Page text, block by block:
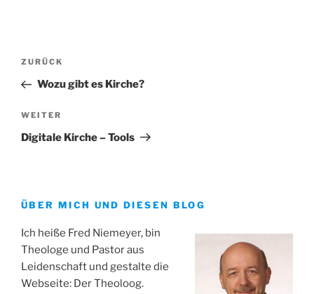
Beitrags-
Vorheriger
Beitrag
ZURÜCK
Wozu gibt es Kirche?
Nächster
Beitrag
WEITER
Digitale Kirche – Tools
ÜBER MICH UND DIESEN BLOG
Ich heiße Fred Niemeyer, bin
Theologe und Pastor aus
Leidenschaft und gestalte die
Webseite: Der Theoloog.